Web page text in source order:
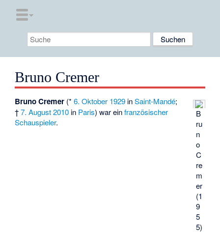
Bruno Cremer
B
ru
n
o
C
re
m
er
(1
9
5
5)
Bruno Cremer (*6. Oktober 1929 inSaint-Mandé;
†7. August 2010 in Paris) war einfranzösischer
Schauspieler.